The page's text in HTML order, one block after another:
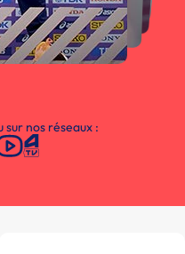
nos réseaux :